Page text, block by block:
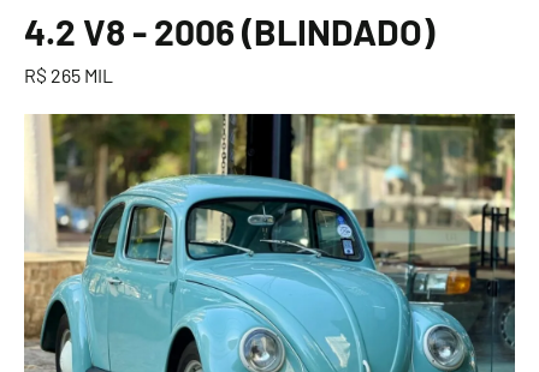
4.2 V8 - 2006 (BLINDADO)
R$ 265 MIL